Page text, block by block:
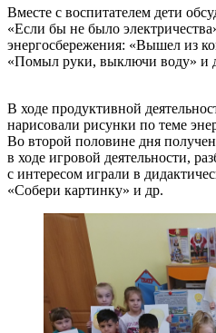
Вместе с воспитателем дети
«Если бы не было
энергосбережения: «Вышел из
«Помыл руки, выключи воду» и
В ходе продуктивной
нарисовали рисунки по теме
Во второй половине дня
в ходе игровой деятельности,
с интересом играли в
«Собери картинку» и др.